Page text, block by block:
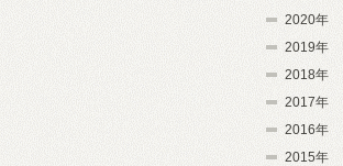
2020年
2019年
2018年
2017年
2016年
2015年